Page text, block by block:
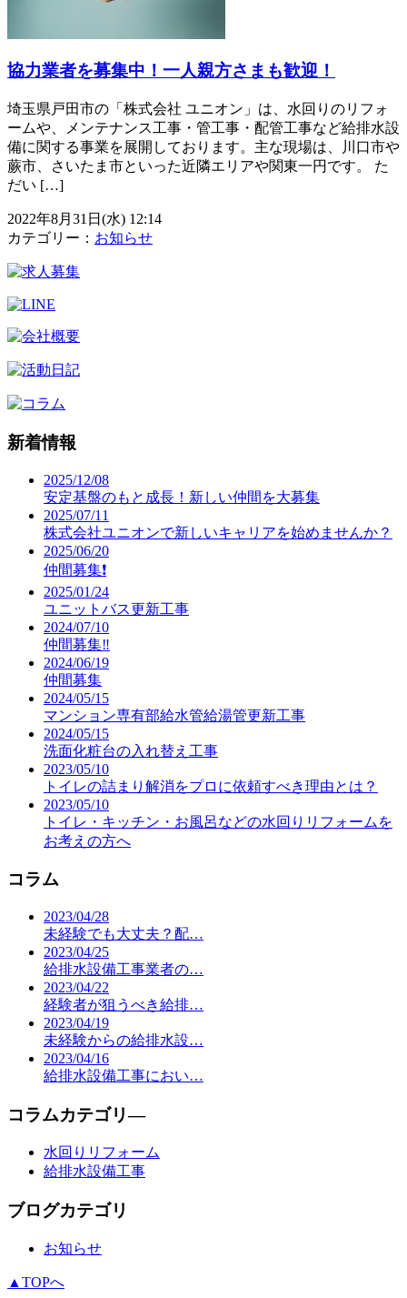
協力業者を募集中！一人親方さまも歓迎！
埼玉県戸田市の「株式会社 ユニオン」は、水回りのリフォ
ームや、メンテナンス工事・管工事・配管工事など給排水設
備に関する事業を展開しております。主な現場は、川口市や
蕨市、さいたま市といった近隣エリアや関東一円です。 た
だい […]
2022年8月31日(水) 12:14
カテゴリー： お知らせ
新着情報
2025/12/08
安定基盤のもと成長！新しい仲間を大募集
2025/07/11
株式会社ユニオンで新しいキャリアを始めませんか？
2025/06/20
仲間募集❗️
2025/01/24
ユニットバス更新工事
2024/07/10
仲間募集‼️
2024/06/19
仲間募集
2024/05/15
マンション専有部給水管給湯管更新工事
2024/05/15
洗面化粧台の入れ替え工事
2023/05/10
トイレの詰まり解消をプロに依頼すべき理由とは？
2023/05/10
トイレ・キッチン・お風呂などの水回りリフォームを
お考えの方へ
コラム
2023/04/28
未経験でも大丈夫？配…
2023/04/25
給排水設備工事業者の…
2023/04/22
経験者が狙うべき給排…
2023/04/19
未経験からの給排水設…
2023/04/16
給排水設備工事におい…
コラムカテゴリ―
水回りリフォーム
給排水設備工事
ブログカテゴリ
お知らせ
▲TOPへ